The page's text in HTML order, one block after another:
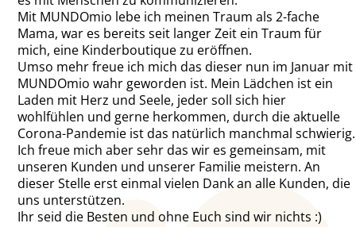
Mit MUNDOmio lebe ich meinen Traum als 2-fache
Mama, war es bereits seit langer Zeit ein Traum für
mich, eine Kinderboutique zu eröffnen.
Umso mehr freue ich mich das dieser nun im Januar mit
MUNDOmio wahr geworden ist. Mein Lädchen ist ein
Laden mit Herz und Seele, jeder soll sich hier
wohlfühlen und gerne herkommen, durch die aktuelle
Corona-Pandemie ist das natürlich manchmal schwierig.
Ich freue mich aber sehr das wir es gemeinsam, mit
unseren Kunden und unserer Familie meistern. An
dieser Stelle erst einmal vielen Dank an alle Kunden, die
uns unterstützen.
Ihr seid die Besten und ohne Euch sind wir nichts :)